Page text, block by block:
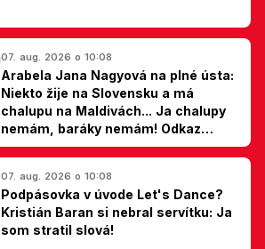
07. aug. 2026 o 10:08
Arabela Jana Nagyová na plné ústa:
Niekto žije na Slovensku a má
chalupu na Maldivách... Ja chalupy
nemám, baráky nemám! Odkaz
Slovákom
07. aug. 2026 o 10:08
Podpásovka v úvode Let's Dance?
Kristián Baran si nebral servítku: Ja
som stratil slová!